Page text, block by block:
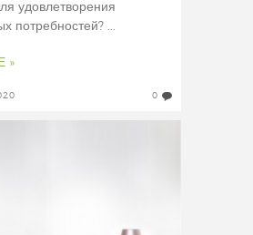
удовлетворения
потребностей? ...
»
0